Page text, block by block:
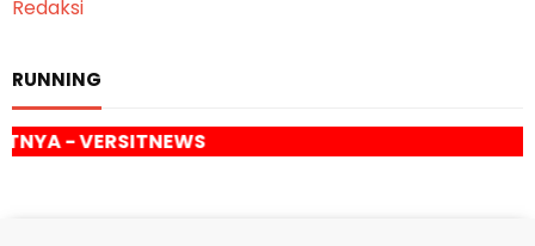
Redaksi
RUNNING